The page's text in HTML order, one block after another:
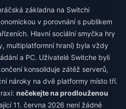
základna na Switchi
v porovnání s publikem
Hlavní sociální smyčka hry
multiplatformní hraní) byla vždy
a PC. Uživatelé Switche byli
konsoliduje zátěž serverů,
nároky na dvě platformy místo tří.
nečekejte na prodlouženou
11. června 2026 není žádné